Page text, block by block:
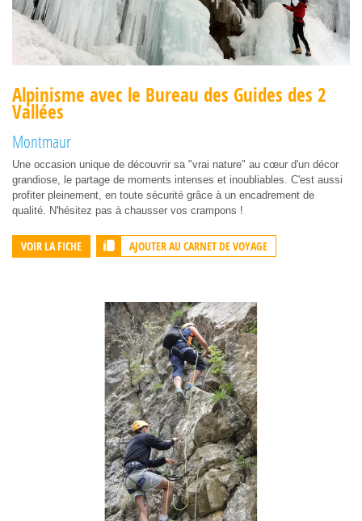
Alpinisme avec le Bureau des Guides des 2
Vallées
Montmaur
Une occasion unique de découvrir sa "vrai nature" au cœur d'un décor
grandiose, le partage de moments intenses et inoubliables. C'est aussi
profiter pleinement, en toute sécurité grâce à un encadrement de
qualité. N'hésitez pas à chausser vos crampons !
VOIR LA FICHE AJOUTER AU CARNET DE VOYAGE